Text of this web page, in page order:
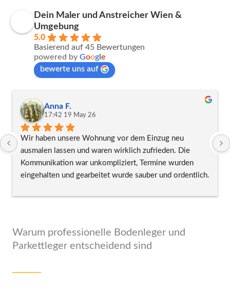
Dein Maler und Anstreicher Wien &
Umgebung
5.0
Basierend auf 45 Bewertungen
powered by Goog e
bewerte uns auf
Anna F.
17:42 19 May 26
Wir haben unsere Wohnung vor dem Einzug neu
ausmalen lassen und waren wirklich zufrieden. Die
Kommunikation war unkompliziert, Termine wurden
eingehalten und gearbeitet wurde sauber und ordentlich.
Ausbesserungen an den Wänden direkt mitgemacht
deutlich frischer aus. Würde ich wieder beauftragen.
Warum professionelle Bodenleger und
Parkettleger entscheidend sind